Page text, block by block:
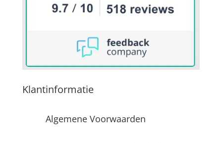
Klantinformatie
Algemene Voorwaarden